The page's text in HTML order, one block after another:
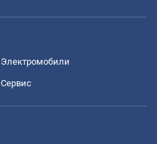
Электромобили
Сервис